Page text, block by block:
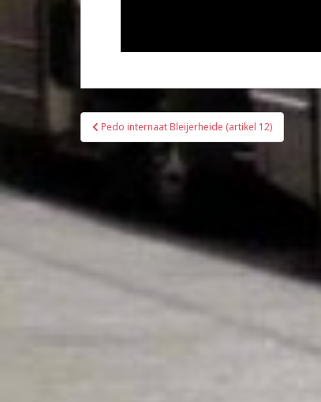
Bericht
navigatie
Pedo internaat Bleijerheide (artikel 12)